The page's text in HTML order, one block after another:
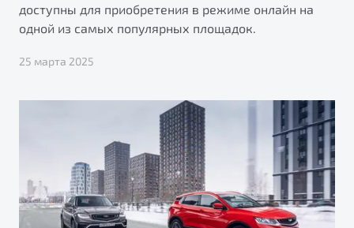
доступны для приобретения в режиме онлайн на
одной из самых популярных площадок.
25 марта 2025